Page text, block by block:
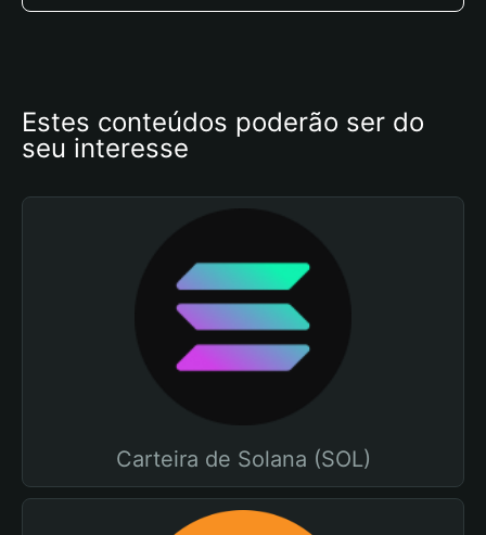
Estes conteúdos poderão ser do
seu interesse
Carteira de Solana (SOL)